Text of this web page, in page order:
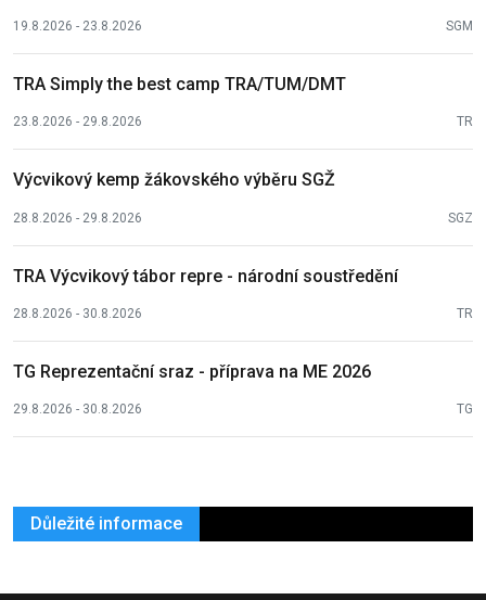
19.8.2026 - 23.8.2026 SGM
TRA Simply the best camp TRA/TUM/DMT
23.8.2026 - 29.8.2026 TR
Výcvikový kemp žákovského výběru SGŽ
28.8.2026 - 29.8.2026 SGZ
TRA Výcvikový tábor repre - národní soustředění
28.8.2026 - 30.8.2026 TR
TG Reprezentační sraz - příprava na ME 2026
29.8.2026 - 30.8.2026 TG
Důležité informace